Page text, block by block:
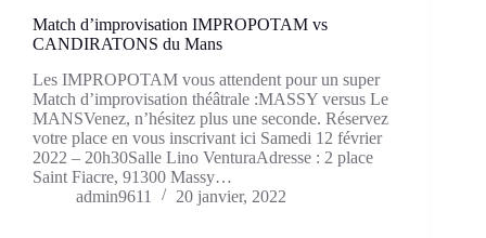
Match d’improvisation IMPROPOTAM vs
CANDIRATONS du Mans
Les IMPROPOTAM vous attendent pour un super
Match d’improvisation théâtrale :MASSY versus Le
MANSVenez, n’hésitez plus une seconde. Réservez
votre place en vous inscrivant ici Samedi 12 février
2022 – 20h30Salle Lino VenturaAdresse : 2 place
Saint Fiacre, 91300 Massy…
admin9611
20 janvier, 2022